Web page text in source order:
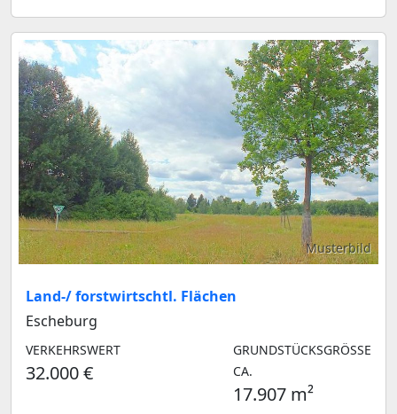
Musterbild
Land-/ forstwirtschtl. Flächen
Escheburg
VERKEHRSWERT
32.000 €
GRUNDSTÜCKSGRÖSSE C
A.
17.907 m²